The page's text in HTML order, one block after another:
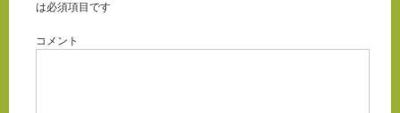
は必須項目です
コメント